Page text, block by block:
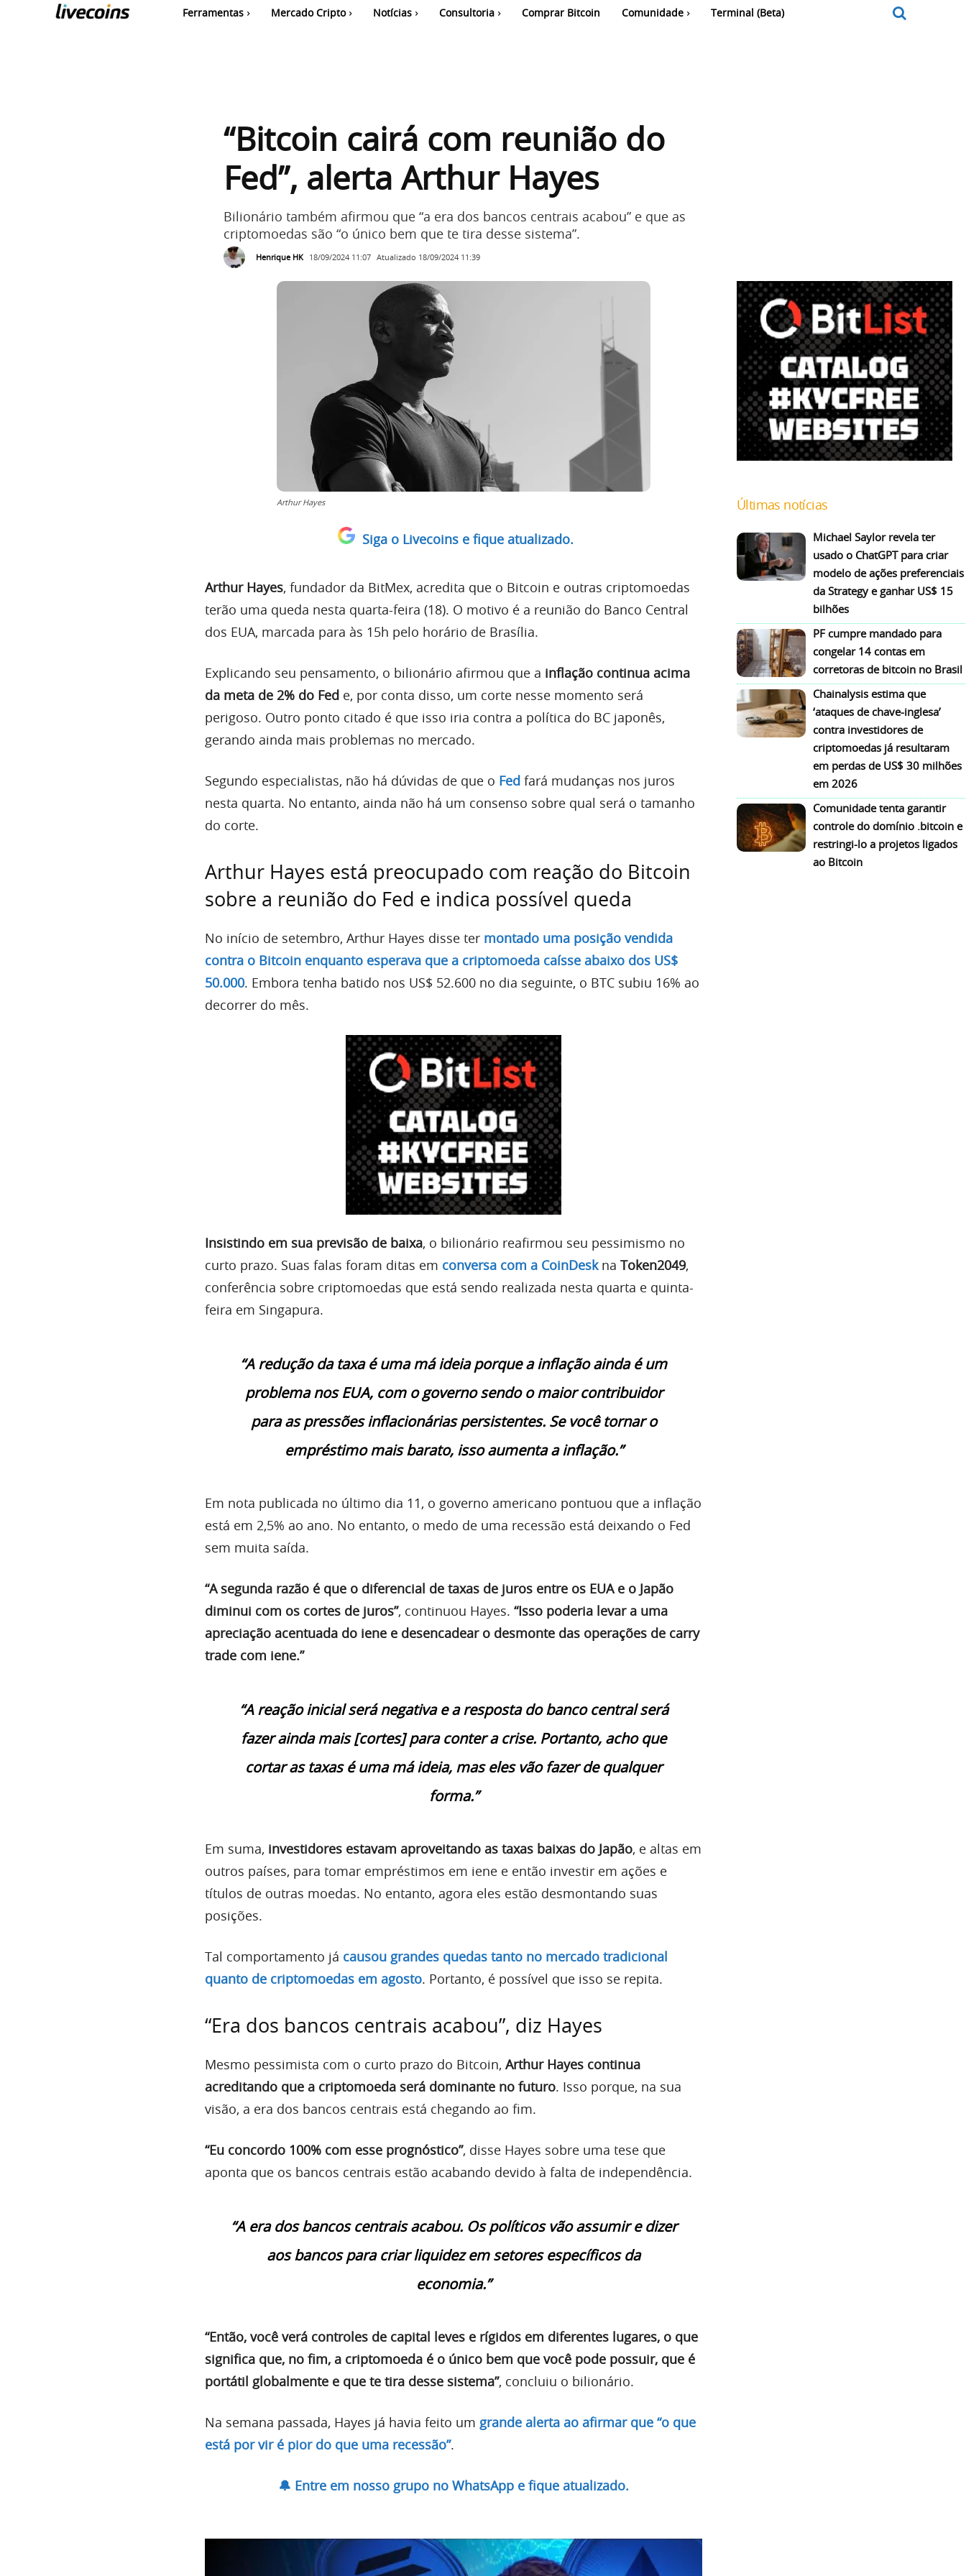
Ferramentas Mercado Cripto Notícias Consultoria Comprar Bitcoin Comunidade Terminal (Beta)
“Bitcoin cairá com reunião do
Fed”, alerta Arthur Hayes
Bilionário também afirmou que “a era dos bancos centrais acabou” e que as
criptomoedas são “o único bem que te tira desse sistema”.
Henrique HK 18/09/2024 11:07 Atualizado 18/09/2024 11:39
Arthur Hayes
Siga o Livecoins e fique atualizado.
Arthur Hayes, fundador da BitMex, acredita que o Bitcoin e outras criptomoedas
terão uma queda nesta quarta-feira (18). O motivo é a reunião do Banco Central
dos EUA, marcada para às 15h pelo horário de Brasília.
Explicando seu pensamento, o bilionário afirmou que a inflação continua acima
da meta de 2% do Fed e, por conta disso, um corte nesse momento será
perigoso. Outro ponto citado é que isso iria contra a política do BC japonês,
gerando ainda mais problemas no mercado.
Segundo especialistas, não há dúvidas de que o Fed fará mudanças nos juros
nesta quarta. No entanto, ainda não há um consenso sobre qual será o tamanho
do corte.
Arthur Hayes está preocupado com reação do Bitcoin
sobre a reunião do Fed e indica possível queda
No início de setembro, Arthur Hayes disse ter montado uma posição vendida
contra o Bitcoin enquanto esperava que a criptomoeda caísse abaixo dos US$
50.000. Embora tenha batido nos US$ 52.600 no dia seguinte, o BTC subiu 16% ao
decorrer do mês.
Insistindo em sua previsão de baixa, o bilionário reafirmou seu pessimismo no
curto prazo. Suas falas foram ditas em conversa com a CoinDeskna Token2049,
conferência sobre criptomoedas que está sendo realizada nesta quarta e quinta-
feira em Singapura.
“A redução da taxa é uma má ideia porque a inflação ainda é um
problema nos EUA, com o governo sendo o maior contribuidor
para as pressões inflacionárias persistentes. Se você tornar o
empréstimo mais barato, isso aumenta a inflação.”
Em nota publicada no último dia 11, o governo americano pontuou que a inflação
está em 2,5% ao ano. No entanto, o medo de uma recessão está deixando o Fed
sem muita saída.
“A segunda razão é que o diferencial de taxas de juros entre os EUA e o Japão
diminui com os cortes de juros”, continuou Hayes. “Isso poderia levar a uma
apreciação acentuada do iene e desencadear o desmonte das operações de carry
trade com iene.”
“A reação inicial será negativa e a resposta do banco central será
fazer ainda mais [cortes] para conter a crise. Portanto, acho que
cortar as taxas é uma má ideia, mas eles vão fazer de qualquer
forma.”
Em suma, investidores estavam aproveitando as taxas baixas do Japão, e altas em
outros países, para tomar empréstimos em iene e então investir em ações e
títulos de outras moedas. No entanto, agora eles estão desmontando suas
posições.
Tal comportamento já causou grandes quedas tanto no mercado tradicional
quanto de criptomoedas em agosto. Portanto, é possível que isso se repita.
“Era dos bancos centrais acabou”, diz Hayes
Mesmo pessimista com o curto prazo do Bitcoin, Arthur Hayes continua
acreditando que a criptomoeda será dominante no futuro. Isso porque, na sua
visão, a era dos bancos centrais está chegando ao fim.
“Eu concordo 100% com esse prognóstico”, disse Hayes sobre uma tese que
aponta que os bancos centrais estão acabando devido à falta de independência.
“A era dos bancos centrais acabou. Os políticos vão assumir e dizer
aos bancos para criar liquidez em setores específicos da
economia.”
“Então, você verá controles de capital leves e rígidos em diferentes lugares, o que
significa que, no fim, a criptomoeda é o único bem que você pode possuir, que é
portátil globalmente e que te tira desse sistema”, concluiu o bilionário.
Na semana passada, Hayes já havia feito um grande alerta ao afirmar que “o que
está por vir é pior do que uma recessão”.
🔔 Entre em nosso grupo no WhatsApp e fique atualizado.
Últimas notícias
Michael Saylor revela ter
usado o ChatGPT para criar
modelo de ações preferenciais
da Strategy e ganhar US$ 15
bilhões
PF cumpre mandado para
congelar 14 contas em
corretoras de bitcoin no Brasil
Chainalysis estima que
‘ataques de chave-inglesa’
contra investidores de
criptomoedas já resultaram
em perdas de US$ 30 milhões
em 2026
Comunidade tenta garantir
controle do domínio .bitcoin e
restringi-lo a projetos ligados
ao Bitcoin